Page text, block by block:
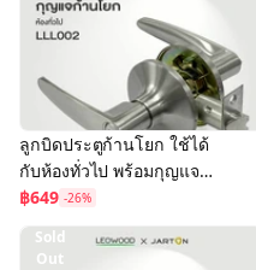
ลูกบิดประตูก้านโยก ใช้ได้
กับห้องทั่วไป พร้อมกุญแจ
ประตู ส่งฟรี!! ลูกบิด ประตู
อุปกรณ์ประตู
฿649 -26%
Sold
Out